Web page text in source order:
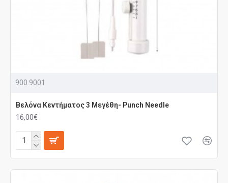
900.9001
Βελόνα Κεντήματος 3 Μεγέθη- Punch Needle
16,00€